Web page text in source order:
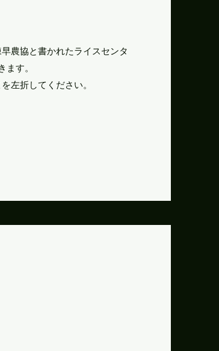
農協と書かれたライスセンタ
ます。
左折してください。​